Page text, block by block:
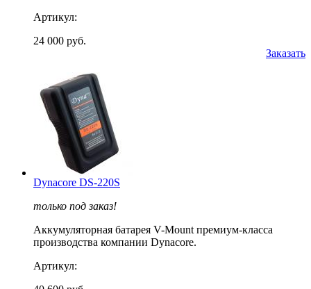
Артикул:
24 000 руб.
Заказать
Dynacore DS-220S
только под заказ!
Аккумуляторная батарея V-Mount премиум-класса
производства компании Dynacore.
Артикул: